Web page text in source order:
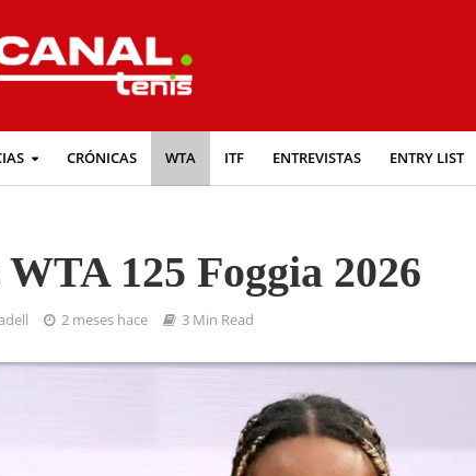
CRÓNICAS WTA ITF ENTREVISTAS ENTRY LIST
125 Foggia 2026
2 meses hace 3 Min Read